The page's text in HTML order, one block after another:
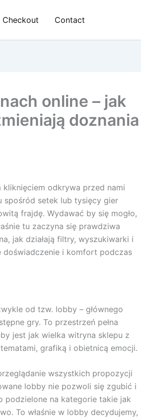
Checkout Contact
online – jak
doznania
odkrywa przed nami
setek lub tysięcy gier
frajdę. Wydawać by się mogło,
tu zaczyna się prawdziwa
jak działają filtry, wyszukiwarki i
doświadczenie i komfort podczas
od tzw. lobby – głównego
gry. To przestrzeń pełna
jest jak wielka witryna sklepu z
grafiką i obietnicą emocji.
wszystkich propozycji
lobby nie pozwoli się zgubić i
podzielone na kategorie takie jak
To właśnie w lobby decydujemy,